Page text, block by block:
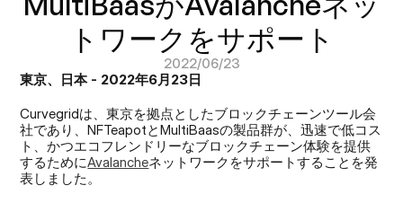
Select Language
日本語
お問い合わせ
トワークをサポート
2022/06/23
東京、日本 - 2022年6月23日
Curvegridは、東京を拠点としたブロックチェーンツール会
社であり、NFTeapotとMultiBaasの製品群が、迅速で低コス
ト、かつエコフレンドリーなブロックチェーン体験を提供
するためにAvalancheネットワークをサポートすることを発
表しました。